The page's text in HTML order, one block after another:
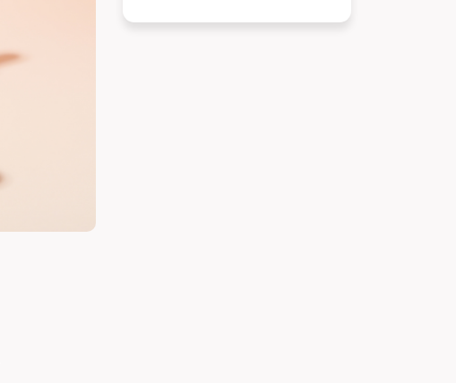
sự đa dạng về mô hình và vị trí